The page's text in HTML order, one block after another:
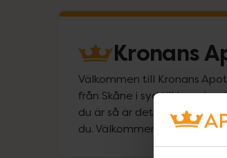
Kronans
Välkommen till Kronans
från Skåne i syd till
du är så är det vårt
du. Välkommen att prata